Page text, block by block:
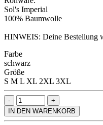
Sol's Imperial
100% Baumwolle
HINWEIS: Deine Bestellung
Farbe
schwarz
Größe
S M L XL 2XL 3XL
IN DEN WARENKORB